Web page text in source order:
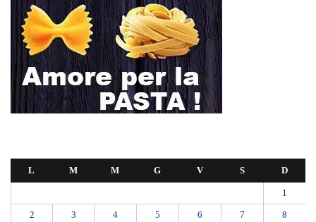
L M M G V S D
1
2 3 4 5 6 7 8